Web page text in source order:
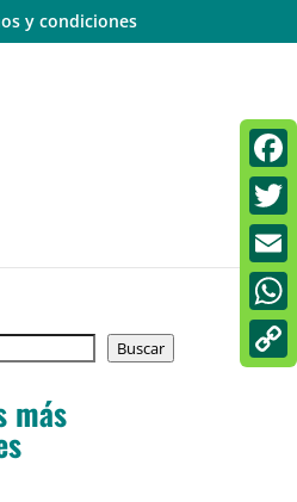
y condiciones
Buscar
más
Email